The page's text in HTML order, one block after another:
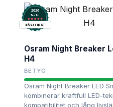
2026
Testix.
BÄST I TEST
Osram Night Breaker
H4
BETYG
Osram Night Breaker LED
kombinerar kraftfull LED-
kompatibilitet och lång